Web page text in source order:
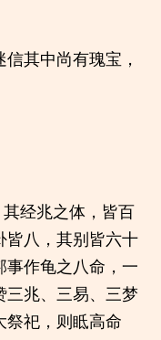
其中尚有瑰宝，
经兆之体，皆百
皆八，其别皆六十
作龟之八命，一
兆、三易、三梦
祭祀，则眡高命